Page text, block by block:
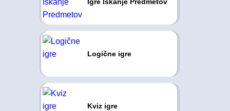
Logične igre
Kviz igre